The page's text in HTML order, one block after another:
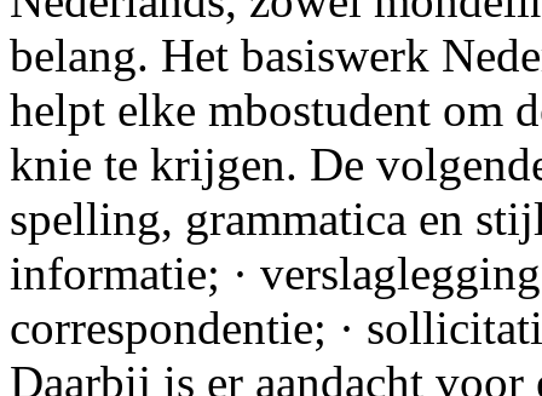
belang. Het basiswerk
helpt elke mbostudent om
knie te krijgen. De
spelling, grammatica en
informatie; ·
correspondentie; ·
Daarbij is er aandacht